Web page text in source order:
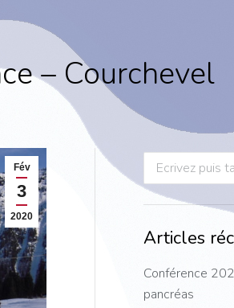
– Courchevel
Fév
3
2020
Recherche
:
Articles
Conférence
pancréas